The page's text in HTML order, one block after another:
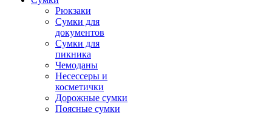
Рюкзаки
Сумки для
документов
Сумки для
пикника
Чемоданы
Несессеры и
косметички
Дорожные сумки
Поясные сумки